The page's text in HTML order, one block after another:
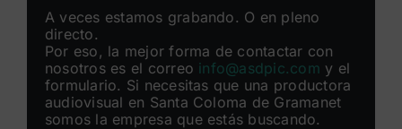
A veces estamos grabando. O en pleno
directo.
Por eso, la mejor forma de contactar con
nosotros es el correo info@asdpic.com y el
formulario. Si necesitas que una productora
audiovisual en Santa Coloma de Gramanet
somos la empresa que estás buscando.